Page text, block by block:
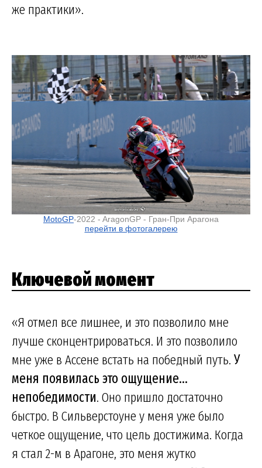
же практики».
MotoGP-2022 - AragonGP - Гран-При Арагона
перейти в фотогалерею
Ключевой момент
«Я отмел все лишнее, и это позволило мне
лучше сконцентрироваться. И это позволило
мне уже в Ассене встать на победный путь. У
меня появилась это ощущение...
непобедимости. Оно пришло достаточно
быстро. В Сильверстоуне у меня уже было
четкое ощущение, что цель достижима. Когда
я стал 2-м в Арагоне, это меня жутко